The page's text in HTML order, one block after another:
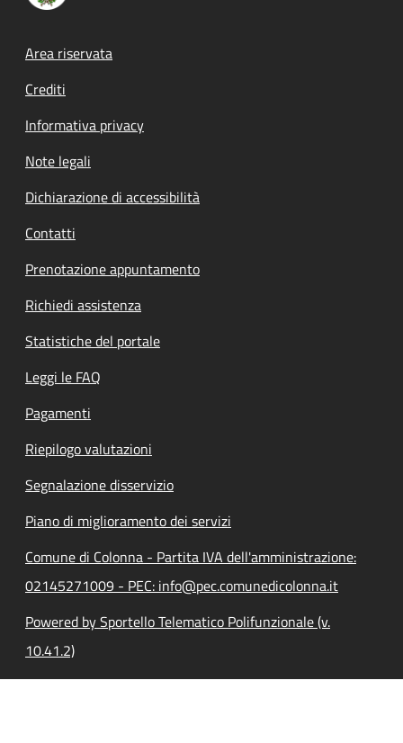
Footer menu
Area riservata
Crediti
Informativa privacy
Note legali
Dichiarazione di accessibilità
Contatti
Prenotazione appuntamento
Richiedi assistenza
Statistiche del portale
Leggi le FAQ
Pagamenti
Riepilogo valutazioni
Segnalazione disservizio
Piano di miglioramento dei servizi
Comune di Colonna - Partita IVA dell'amministrazione:
02145271009 - PEC: info@pec.comunedicolonna.it
Powered by Sportello Telematico Polifunzionale (v.
10.41.2)